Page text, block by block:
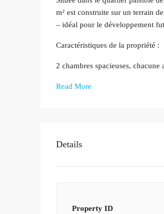
m² est construite sur un terrain
– idéal pour le développement
Caractéristiques de la propriété :
2 chambres spacieuses,
Read More
Details
Property ID